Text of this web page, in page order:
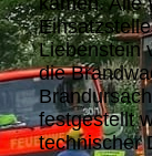
Liebenstein
die
festgestellt
technischer